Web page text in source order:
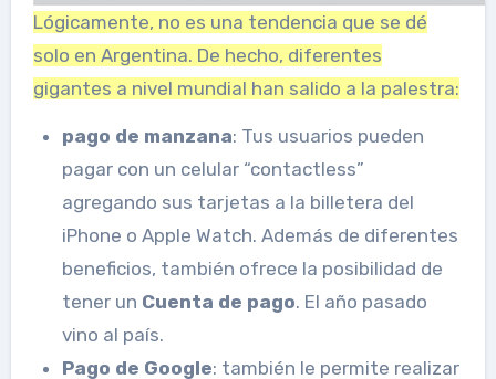
Lógicamente, no es una tendencia que se dé
solo en Argentina. De hecho, diferentes
gigantes a nivel mundial han salido a la palestra:
pago de manzana: Tus usuarios pueden
pagar con un celular “contactless”
agregando sus tarjetas a la billetera del
iPhone o Apple Watch. Además de diferentes
beneficios, también ofrece la posibilidad de
tener un Cuenta de pago. El año pasado
vino al país.
Pago de Google: también le permite realizar